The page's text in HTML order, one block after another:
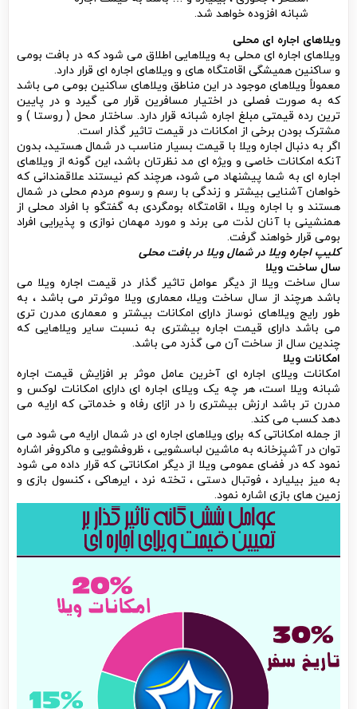
شبانه افزوده خواهد شد.
ویلاهای اجاره ای محلی
ویلاهای اجاره ای محلی به ویلاهایی اطلاق می شود که در بافت بومی
و ساکنین همیشگی اقامتگاه های و ویلاهای اجاره ای قرار دارد.
معمولاً ویلاهای موجود در این مناطق ویلاهای ساکنین بومی می باشد
که به صورت فصلی در اختیار مسافرین قرار می گیرد و در پایین
ترین رده قیمتی مبلغ اجاره شبانه قرار دارد. ساختار محل ( روستا ) و
مشترک بودن برخی از امکانات در قیمت تاثیر گذار است.
اگر به دنبال اجاره ویلا با قیمت بسیار مناسب در شمال هستید، بدون
آنکه امکانات خاصی و ویژه ای مد نظرتان باشد، این گونه از ویلاهای
اجاره ای به شما پیشنهاد می شود، هرچند کم نیستند علاقمندانی که
خواهان آشنایی بیشتر و زندگی با رسم و رسوم مردم محلی در شمال
هستند و با اجاره ویلا ، اقامتگاه بومگردی به گفتگو با افراد محلی از
همنشینی با آنان لذت می برند و مورد مهمان نوازی و پذیرایی افراد
بومی قرار خواهند گرفت.
کلیپ اجاره ویلا در شمال ویلا در بافت محلی
سال ساخت ویلا
سال ساخت ویلا از دیگر عوامل تاثیر گذار در قیمت اجاره ویلا می
باشد هرچند از سال ساخت ویلا، معماری ویلا موثرتر می باشد ، به
طور رایج ویلاهای نوساز دارای امکانات بیشتر و معماری مدرن تری
می باشد دارای قیمت اجاره بیشتری به نسبت سایر ویلاهایی که
چندین سال از ساخت آن می گذرد می باشد.
امکانات ویلا
امکانات ویلای اجاره ای آخرین عامل موثر بر افزایش قیمت اجاره
شبانه ویلا است، هر چه یک ویلای اجاره ای دارای امکانات لوکس و
مدرن تر باشد ارزش بیشتری را در ازای رفاه و خدماتی که ارایه می
دهد کسب می کند.
از جمله امکاناتی که برای ویلاهای اجاره ای در شمال ارایه می شود می
توان در آشپزخانه به ماشین لباسشویی ، ظروفشویی و ماکروفر اشاره
نمود که در فضای عمومی ویلا از دیگر امکاناتی که قرار داده می شود
به میز بیلیارد ، فوتبال دستی ، تخته نرد ، ایرهاکی ، کنسول بازی و
زمین های بازی اشاره نمود.